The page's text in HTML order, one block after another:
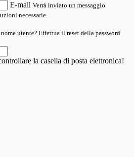
E-mail Verrà inviato un messaggio
necessarie.
utente? Effettua il reset della password
la casella di posta elettronica!